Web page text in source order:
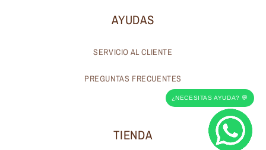
AYUDAS
SERVICIO AL CLIENTE
PREGUNTAS FRECUENTES
TIENDA
¿NECESITAS AYUDA? 💬